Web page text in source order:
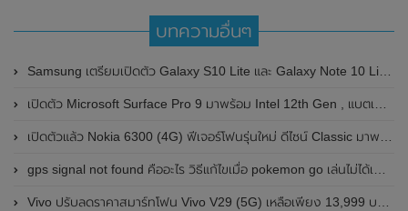
บทความอื่นๆ
Samsung เตรียมเปิดตัว Galaxy S10 Lite และ Galaxy Note 10 Lite อย่างเป็นทางการ
เปิดตัว Microsoft Surface Pro 9 มาพร้อม Intel 12th Gen , แบตเตอรี่ใช้งานได้นานสูงสุด 15.5 ชั่วโมง และMicrosoft Surface Pro 9 (5G) มาพร้อมจอแสดงผล 120Hz , ชิปSnapdragon 8cx Gen 3
เปิดตัวแล้ว Nokia 6300 (4G) ฟีเจอร์โฟนรุ่นใหม่ ดีไซน์ Classic มาพร้อมการเชื่อมต่อเครือข่าย 4G และรองรับโซเชียลมีเดียหลายอย่าง
gps signal not found คืออะไร วิธีแก้ไขเมื่อ pokemon go เล่นไม่ได้เพราะไม่พบ gps
Vivo ปรับลดราคาสมาร์ทโฟน Vivo V29 (5G) เหลือเพียง 13,999 บาท (จากปกติ 14,999 บาท)